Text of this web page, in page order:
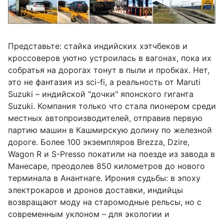
Представьте: стайка индийских хэтчбеков и
кроссоверов уютно устроилась в вагонах, пока их
собратья на дорогах тонут в пыли и пробках. Нет,
это не фантазия из sci-fi, а реальность от Maruti
Suzuki – индийской "дочки" японского гиганта
Suzuki. Компания только что стала пионером среди
местных автопроизводителей, отправив первую
партию машин в Кашмирскую долину по железной
дороге. Более 100 экземпляров Brezza, Dzire,
Wagon R и S-Presso покатили на поезде из завода в
Манесаре, преодолев 850 километров до нового
терминала в Анантнаге. Ирония судьбы: в эпоху
электрокаров и дронов доставки, индийцы
возвращают моду на старомодные рельсы, но с
современным уклоном – для экологии и